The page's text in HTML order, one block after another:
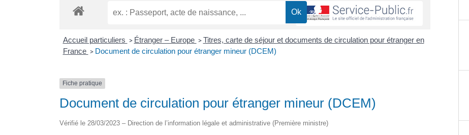
Accueil particuliers > Étranger – Europe > Titres, carte de séjour et documents de circulation pour étranger en
France > Document de circulation pour étranger mineur (DCEM)
Fiche pratique
Document de circulation pour étranger mineur (DCEM)
Vérifié le 28/03/2023 – Direction de l’information légale et administrative (Première ministre)